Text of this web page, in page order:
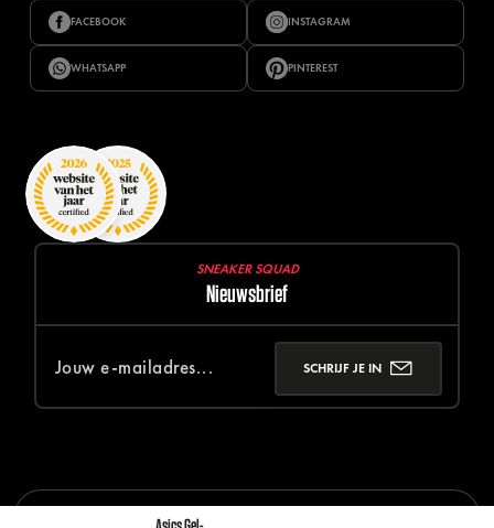
Asics Gel-
FACEBOOK INSTAGRAM
WHATSAPP PINTEREST
SNEAKER SQUAD
Nieuwsbrief
SCHRIJF JE IN